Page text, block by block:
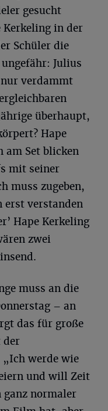
gesucht
Kerkeling in der
Schüler die
Julius
verdammt
überhaupt,
Hape
am Set blicken
mit seiner
muss zugeben,
erst verstanden
Hape Kerkeling
zwei
muss an die
– an
das für große
der
werde wie
und will Zeit
ganz normaler